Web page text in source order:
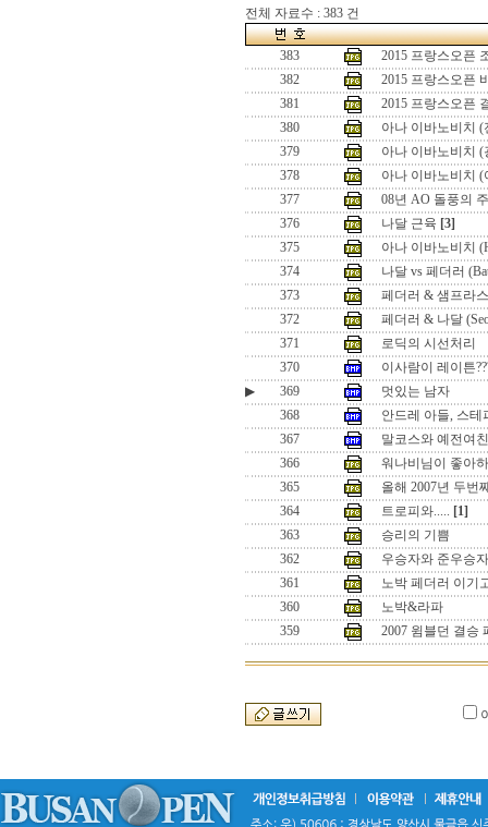
전체 자료수 : 383 건
383
2015 프랑스오픈
382
2015 프랑스오픈
381
2015 프랑스오픈
380
아나 이바노비치 (
379
아나 이바노비치
378
아나 이바노비치 (
377
08년 AO 돌풍의
376
나달 근육 [3]
375
아나 이바노비치
374
나달 vs 페더러
373
페더러 & 샘프라
372
페더러 & 나달
371
로딕의 시선처리
370
이사람이 레이튼
▶
369
멋있는 남자
368
안드레 아들, 스테
367
말코스와 예전여친
366
워나비님이 좋아
365
올해 2007년 두번
364
트로피와..... [1]
363
승리의 기쁨
362
우승자와 준우승자
361
노박 페더러 이기
360
노박&라파
359
2007 윔블던 결승